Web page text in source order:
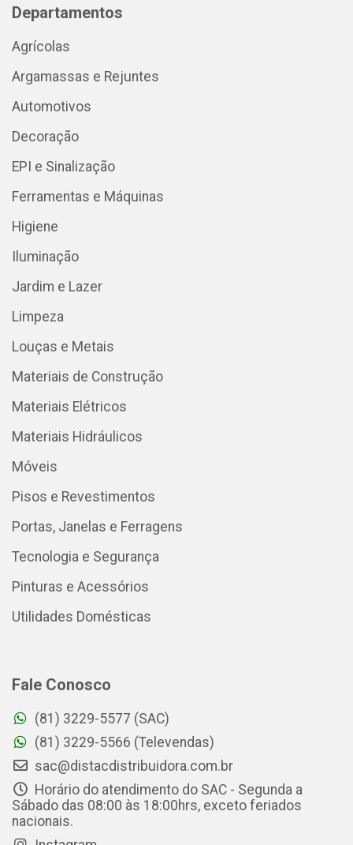
Departamentos
Agrícolas
Argamassas e Rejuntes
Automotivos
Decoração
EPI e Sinalização
Ferramentas e Máquinas
Higiene
Iluminação
Jardim e Lazer
Limpeza
Louças e Metais
Materiais de Construção
Materiais Elétricos
Materiais Hidráulicos
Móveis
Pisos e Revestimentos
Portas, Janelas e Ferragens
Tecnologia e Segurança
Pinturas e Acessórios
Utilidades Domésticas
Fale Conosco
(81) 3229-5577 (SAC)
(81) 3229-5566 (Televendas)
sac@distacdistribuidora.com.br
Horário do atendimento do SAC - Segunda a
Sábado das 08:00 às 18:00hrs, exceto feriados
nacionais.